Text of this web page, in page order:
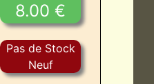
8.00 €
Pas de Stock
Neuf